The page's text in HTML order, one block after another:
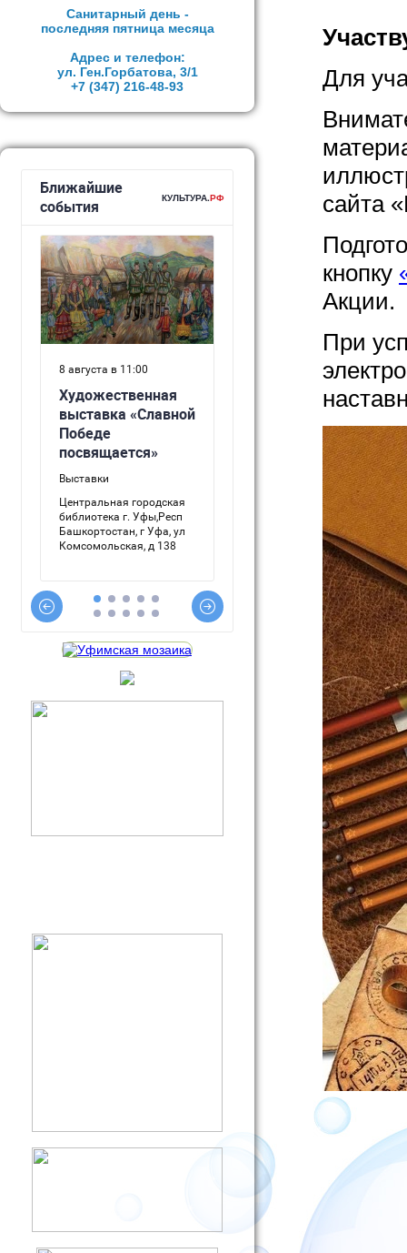
Санитарный день -
последняя пятница месяца
Адрес и телефон:
ул. Ген.Горбатова, 3/1
+7 (347) 216-48-93
Для
сайта
кнопку
Акции.
При